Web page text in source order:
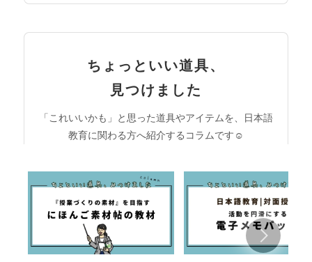
ちょっといい道具、
見つけました
「これいいかも」と思った道具やアイテムを、日本語
教育に関わる方へ紹介するコラムです☺︎